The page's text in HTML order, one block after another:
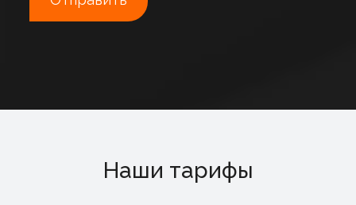
Наши тарифы